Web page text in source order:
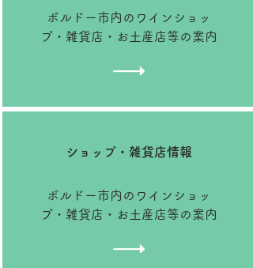
​ボルドー市内のワインショッ
プ・雑貨店・お土産店等の案内
​ショップ・雑貨店情報
​ボルドー市内のワインショッ
プ・雑貨店・お土産店等の案内